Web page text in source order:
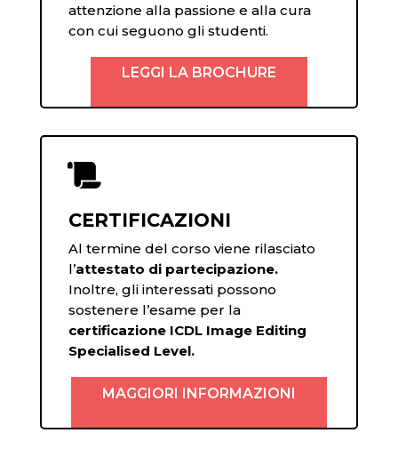
attenzione alla passione e alla cura
con cui seguono gli studenti.
LEGGI LA BROCHURE

CERTIFICAZIONI
Al termine del corso viene rilasciato
l’attestato di partecipazione.
Inoltre, gli interessati possono
sostenere l’esame per la
certificazione ICDL Image Editing
Specialised Level.
MAGGIORI INFORMAZIONI